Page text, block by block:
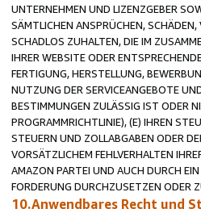
UNTERNEHMEN UND LIZENZGEBER
SÄMTLICHEN ANSPRÜCHEN,
SCHADLOS ZUHALTEN, DIE IM
IHRER WEBSITE ODER
FERTIGUNG, HERSTELLUNG,
NUTZUNG DER SERVICEANGEBOTE
BESTIMMUNGEN ZULÄSSIG IST ODER
PROGRAMMRICHTLINIE), (E) IHREN
STEUERN UND ZOLLABGABEN ODER
VORSÄTZLICHEM FEHLVERHALTEN
AMAZON PARTEI UND AUCH DURCH
FORDERUNG DURCHZUSETZEN ODER
10.Anwendbares Recht und